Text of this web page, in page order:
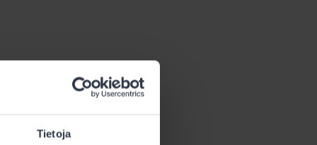
Tietoja